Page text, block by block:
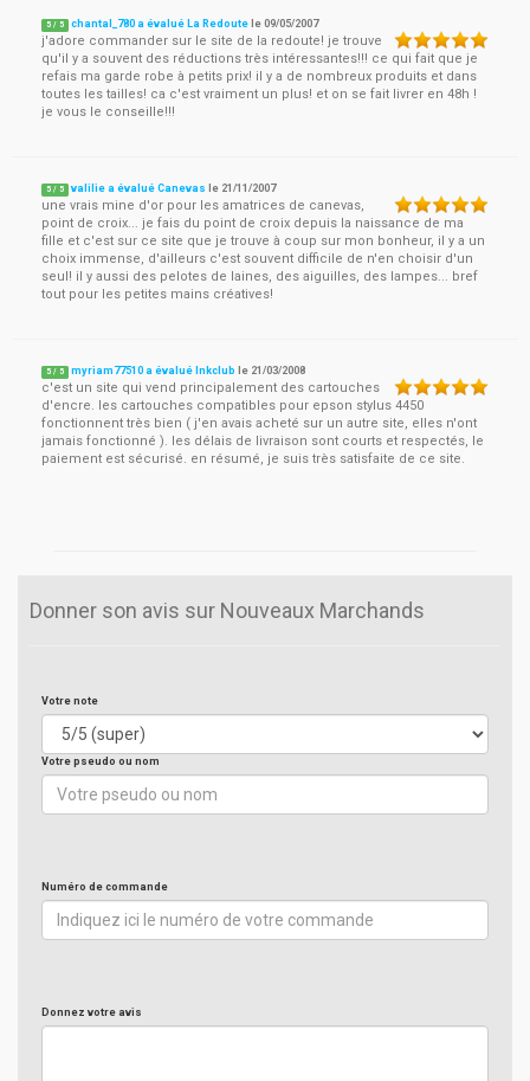
5 / 5 chantal_780 a évalué La Redoute le09/05/2007
j'adore commander sur le site de la redoute! je trouve
qu'il y a souvent des réductions très intéressantes!!! ce qui fait que je
refais ma garde robe à petits prix! il y a de nombreux produits et dans
toutes les tailles! ca c'est vraiment un plus! et on se fait livrer en 48h !
je vous le conseille!!!
5 / 5 valilie a évalué Canevas le 21/11/2007
une vrais mine d'or pour les amatrices de canevas,
point de croix... je fais du point de croix depuis la naissance de ma
fille et c'est sur ce site que je trouve à coup sur mon bonheur, il y a un
choix immense, d'ailleurs c'est souvent difficile de n'en choisir d'un
seul! il y aussi des pelotes de laines, des aiguilles, des lampes... bref
tout pour les petites mains créatives!
5 / 5 myriam77510 a évalué Inkclub le 21/03/2008
c'est un site qui vend principalement des cartouches
d'encre. les cartouches compatibles pour epson stylus 4450
fonctionnent très bien ( j'en avais acheté sur un autre site, elles n'ont
jamais fonctionné ). les délais de livraison sont courts et respectés, le
paiement est sécurisé. en résumé, je suis très satisfaite de ce site.
Donner son avis sur Nouveaux Marchands
Votre note
Votre pseudo ou nom
Numéro de commande
Donnez votre avis